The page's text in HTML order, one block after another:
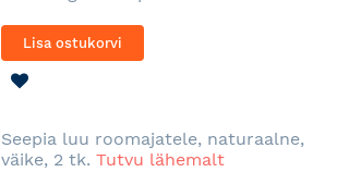
Lisa ostukorvi
Seepia luu roomajatele, naturaalne,
väike, 2 tk. Tutvu lähemalt